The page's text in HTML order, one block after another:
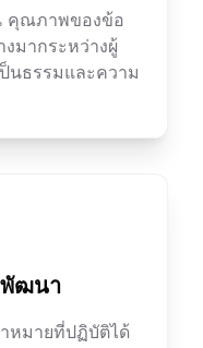
คุณภาพของข้อ
มากระหว่างผู้
นธรรมและความ
พัฒนา
หมายที่ปฏิบัติได้